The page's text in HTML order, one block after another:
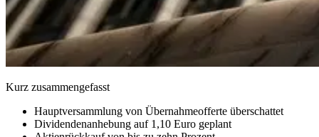
Kurz zusammengefasst
Hauptversammlung von Übernahmeofferte überschattet
Dividendenanhebung auf 1,10 Euro geplant